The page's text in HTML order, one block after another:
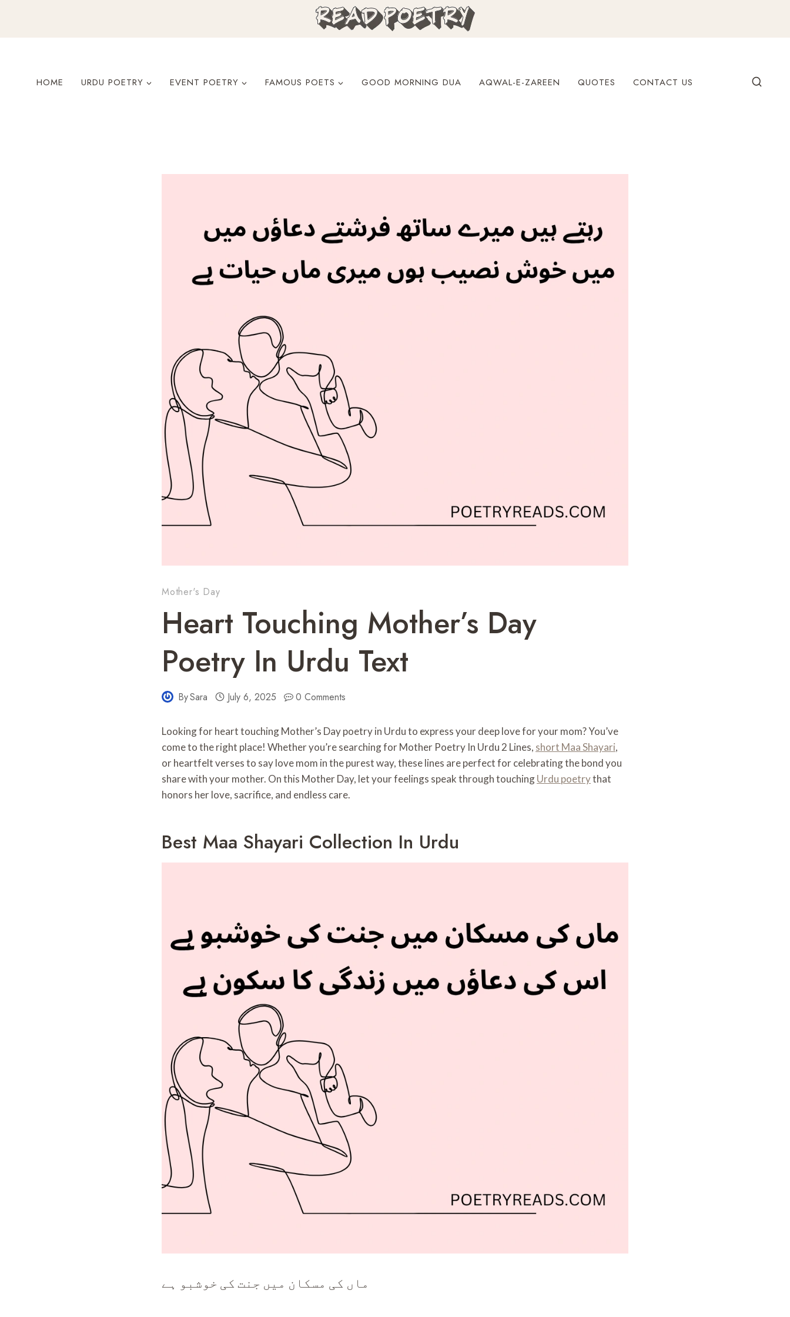
HOME URDU POETRY EVENT POETRY FAMOUS POETS GOOD MORNING DUA AQWAL-E-ZAREEN QUOTES CONTACT US
Mother's Day
Heart Touching Mother’s Day
Poetry In Urdu Text
BySara July 6, 2025 0 Comments
Looking for heart touching Mother’s Day poetry in Urdu to express your deep love for your mom? You’ve
come to the right place! Whether you’re searching for Mother Poetry In Urdu 2 Lines, short Maa Shayari,
or heartfelt verses to say lovemom in the purest way, these lines are perfect for celebrating the bond you
share with your mother. On this Mother Day, let your feelings speak through touchingUrdu poetrythat
honors her love, sacrifice, and endless care.
Best Maa Shayari Collection In Urdu
ماں کی مسکان میں جنت کی خوشبو ہے